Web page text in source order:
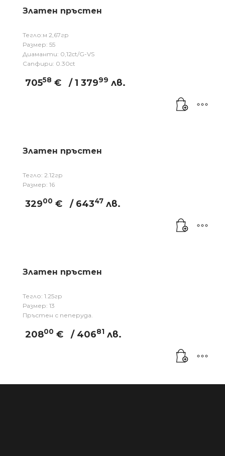
Златен пръстен
Тегло:м 2,67гр
Размер: 55
Диаманти: 0,12ct/G-VS
Сапфири: 0.30ct
70558 € / 1 37999 лв.
Златен пръстен
Тегло: 2.12гр
Размер: 16
32900 € / 64347 лв.
Златен пръстен
Тегло: 1.25гр
Размер: 13
Пръстен с пеперуда.
20800 € / 40681 лв.